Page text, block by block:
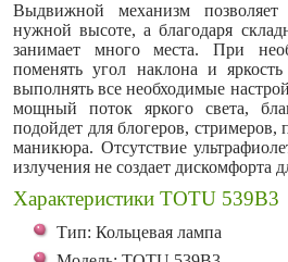
Выдвижной механизм позволяет
нужной высоте, а благодаря
занимает много места. При
поменять угол наклона и яркость
выполнять все необходимые
мощный поток яркого света,
подойдет для блогеров, стримеров,
маникюра. Отсутствие
излучения не создает дискомфорта
Характеристики TOTU 539B3
Тип: Кольцевая лампа